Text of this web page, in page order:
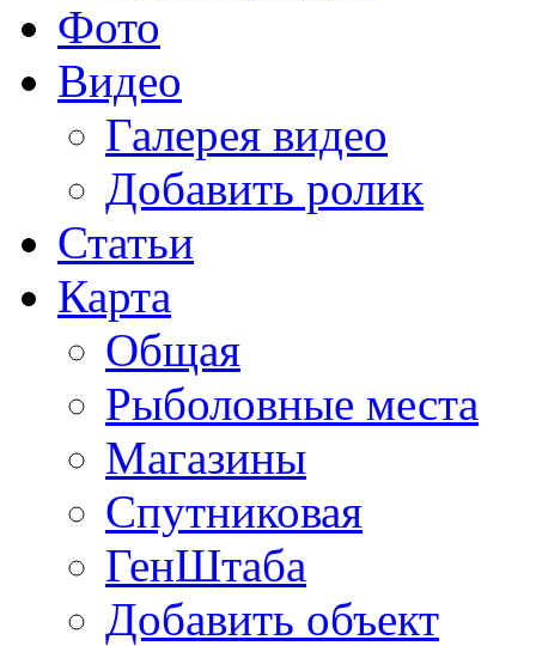
Фото
Видео
Галерея видео
Добавить ролик
Статьи
Карта
Общая
Рыболовные места
Магазины
Спутниковая
ГенШтаба
Добавить объект